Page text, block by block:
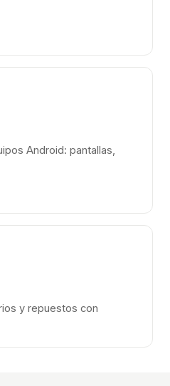
Android: pantallas,
y repuestos con